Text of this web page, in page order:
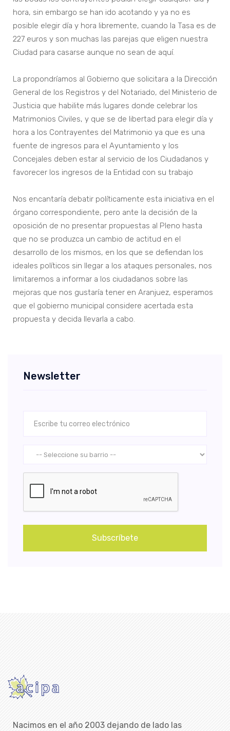
hora, sin embargo se han ido acotando y ya no es
posible elegir día y hora libremente, cuando la Tasa es de
227 euros y son muchas las parejas que eligen nuestra
Ciudad para casarse aunque no sean de aquí.
La propondríamos al Gobierno que solicitara a la Dirección
General de los Registros y del Notariado, del Ministerio de
Justicia que habilite más lugares donde celebrar los
Matrimonios Civiles, y que se de libertad para elegir día y
hora a los Contrayentes del Matrimonio ya que es una
fuente de ingresos para el Ayuntamiento y los
Concejales deben estar al servicio de los Ciudadanos y
favorecer los ingresos de la Entidad con su trabajo
Nos encantaría debatir políticamente esta iniciativa en el
órgano correspondiente, pero ante la decisión de la
oposición de no presentar propuestas al Pleno hasta
que no se produzca un cambio de actitud en el
desarrollo de los mismos, en los que se defiendan los
ideales políticos sin llegar a los ataques personales, nos
limitaremos a informar a los ciudadanos sobre las
mejoras que nos gustaría tener en Aranjuez, esperamos
que el gobierno municipal considere acertada esta
propuesta y decida llevarla a cabo.
Newsletter
Subscríbete
Nacimos en el año 2003 dejando de lado las